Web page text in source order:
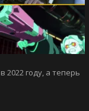
году, а теперь